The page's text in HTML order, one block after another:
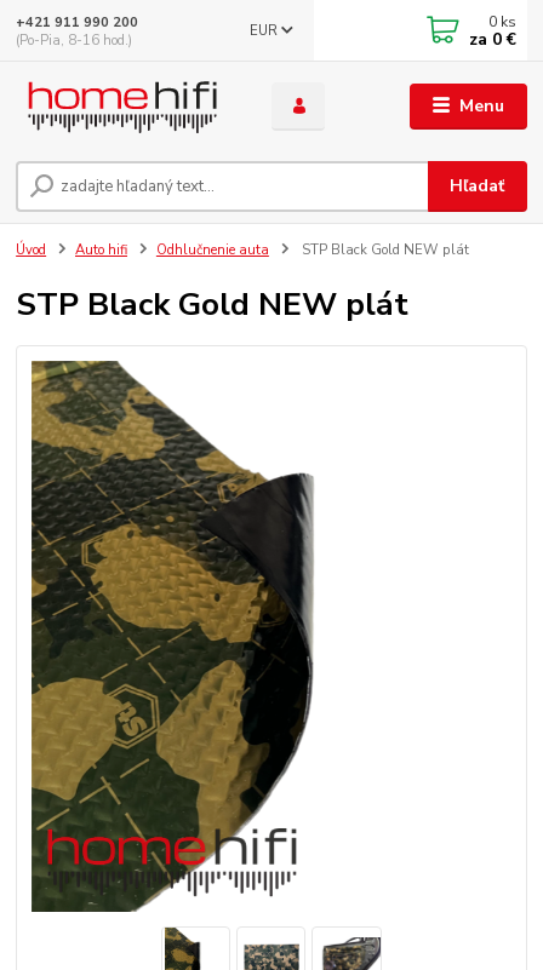
Menu
EUR
Hľadať
+421 911 990 200
(Po-Pia, 8-16 hod.)
0 ks
za 0 €
Úvod Auto hifi Odhlučnenie auta STP Black Gold NEW plát
STP Black Gold NEW plát